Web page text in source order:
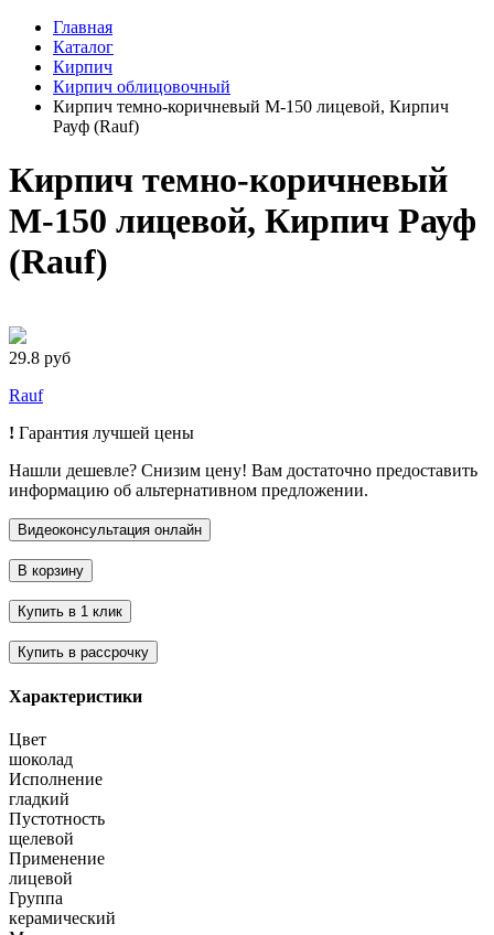
Главная
Каталог
Кирпич
Кирпич облицовочный
Кирпич темно-коричневый М-150 лицевой, Кирпич
Рауф (Rauf)
Кирпич темно-коричневый
М-150 лицевой, Кирпич Рауф
(Rauf)
29.8 руб
Rauf
! Гарантия лучшей цены
Нашли дешевле? Снизим цену! Вам достаточно предоставить
информацию об альтернативном предложении.
Характеристики
Цвет
шоколад
Исполнение
гладкий
Пустотность
щелевой
Применение
лицевой
Группа
керамический